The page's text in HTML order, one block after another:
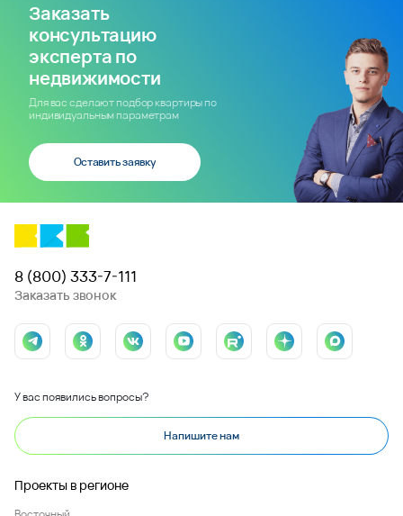
Заказать
консультацию
эксперта по
недвижимости
Для вас сделают подбор квартиры по
индивидуальным параметрам
Оставить заявку
8 (800) 333-7-111
Заказать звонок
У вас появились вопросы?
Напишите нам
Проекты в регионе